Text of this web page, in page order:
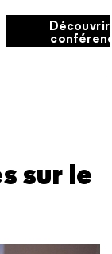
Découvrir
sur le